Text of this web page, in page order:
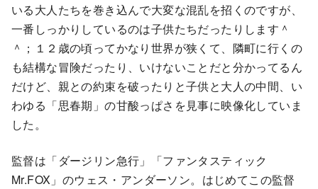
いる大人たちを巻き込んで大変な混乱を招くのですが、
一番しっかりしているのは子供たちだったりします＾
＾；１２歳の頃ってかなり世界が狭くて、隣町に行くの
も結構な冒険だったり、いけないことだと分かってるん
だけど、親との約束を破ったりと子供と大人の中間、い
わゆる「思春期」の甘酸っぱさを見事に映像化していま
した。
監督は「ダージリン急行」「ファンタスティック
Mr.FOX」のウェス・アンダーソン。はじめてこの監督